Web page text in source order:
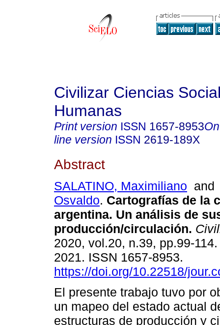
Civilizar Ciencias
Humanas
Print version ISSN 1657-8953
line version ISSN 2619-189X
Abstract
SALATINO, Maximiliano
Osvaldo. Cartografías de la
argentina. Un análisis de
producción/circulación.
2020, vol.20, n.39, pp.99-
2021. ISSN 1657-8953.
https://doi.org/10.22518/
El presente trabajo tuvo por
un mapeo del estado actual
estructuras de producción y